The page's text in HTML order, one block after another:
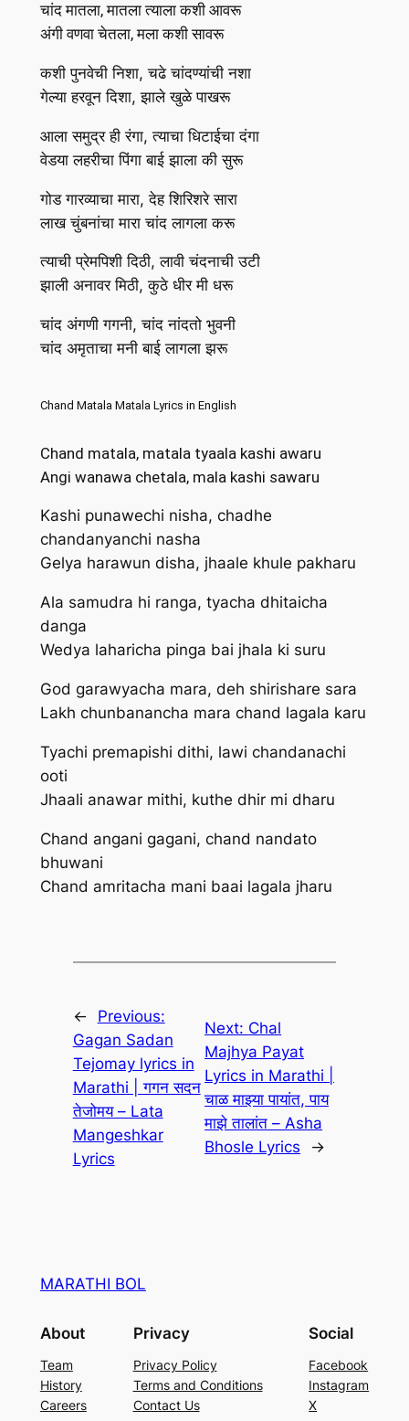
चांद मातला, मातला त्याला कशी आवरू
अंगी वणवा चेतला, मला कशी सावरू
कशी पुनवेची निशा, चढे चांदण्यांची नशा
गेल्या हरवून दिशा, झाले खुळे पाखरू
आला समुद्र ही रंगा, त्याचा धिटाईचा दंगा
वेडया लहरीचा पिंगा बाई झाला की सुरू
गोड गारव्याचा मारा, देह शिरिशरे सारा
लाख चुंबनांचा मारा चांद लागला करू
त्याची प्रेमपिशी दिठी, लावी चंदनाची उटी
झाली अनावर मिठी, कुठे धीर मी धरू
चांद अंगणी गगनी, चांद नांदतो भुवनी
चांद अमृताचा मनी बाई लागला झरू
Chand Matala Matala Lyrics in English
Chand matala, matala tyaala kashi awaru
Angi wanawa chetala, mala kashi sawaru
Kashi punawechi nisha, chadhe
chandanyanchi nasha
Gelya harawun disha, jhaale khule pakharu
Ala samudra hi ranga, tyacha dhitaicha
danga
Wedya laharicha pinga bai jhala ki suru
God garawyacha mara, deh shirishare sara
Lakh chunbanancha mara chand lagala karu
Tyachi premapishi dithi, lawi chandanachi
ooti
Jhaali anawar mithi, kuthe dhir mi dharu
Chand angani gagani, chand nandato
bhuwani
Chand amritacha mani baai lagala jharu
←
Previous:
Gagan Sadan
Tejomay lyrics in
Marathi | गगन सदन
तेजोमय – Lata
Mangeshkar
Lyrics
Next: Chal
Majhya Payat
Lyrics in Marathi |
चाळ माझ्या पायांत, पाय
माझे तालांत – Asha
Bhosle Lyrics
→
MARATHI BOL
About
Team
History
Careers
Privacy
Privacy Policy
Terms and Conditions
Contact Us
Social
Facebook
Instagram
X